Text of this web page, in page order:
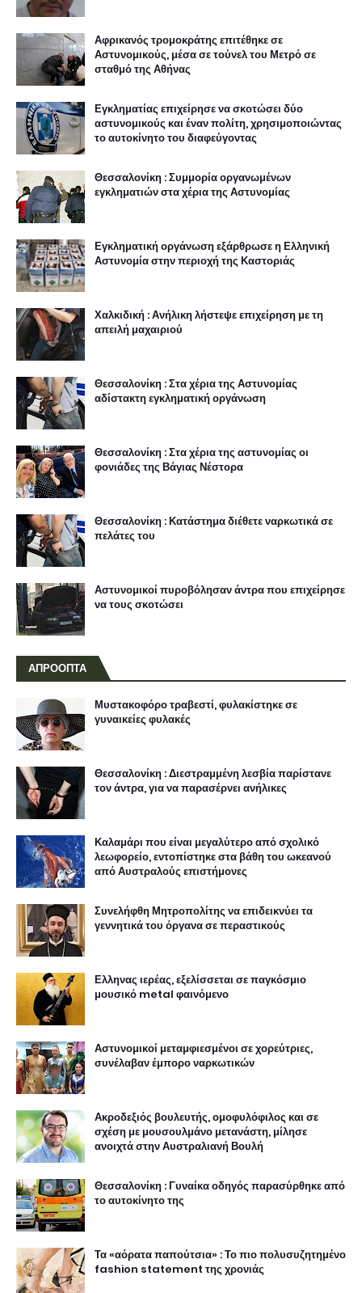
Αφρικανός τρομοκράτης επιτέθηκε σε
Αστυνομικούς, μέσα σε τούνελ του Μετρό σε
σταθμό της Αθήνας
Εγκληματίας επιχείρησε να σκοτώσει δύο
αστυνομικούς και έναν πολίτη, χρησιμοποιώντας
το αυτοκίνητο του διαφεύγοντας
Θεσσαλονίκη : Συμμορία οργανωμένων
εγκληματιών στα χέρια της Αστυνομίας
Εγκληματική οργάνωση εξάρθρωσε η Ελληνική
Αστυνομία στην περιοχή της Καστοριάς
Χαλκιδική : Ανήλικη λήστεψε επιχείρηση με τη
απειλή μαχαιριού
Θεσσαλονίκη : Στα χέρια της Αστυνομίας
αδίστακτη εγκληματική οργάνωση
Θεσσαλονίκη : Στα χέρια της αστυνομίας οι
φονιάδες της Βάγιας Νέστορα
Θεσσαλονίκη : Κατάστημα διέθετε ναρκωτικά σε
πελάτες του
Αστυνομικοί πυροβόλησαν άντρα που επιχείρησε
να τους σκοτώσει
ΑΠΡΟΟΠΤΑ
Μυστακοφόρο τραβεστί, φυλακίστηκε σε
γυναικείες φυλακές
Θεσσαλονίκη : Διεστραμμένη λεσβία παρίστανε
τον άντρα, για να παρασέρνει ανήλικες
Καλαμάρι που είναι μεγαλύτερο από σχολικό
λεωφορείο, εντοπίστηκε στα βάθη του ωκεανού
από Αυστραλούς επιστήμονες
Συνελήφθη Μητροπολίτης να επιδεικνύει τα
γεννητικά του όργανα σε περαστικούς
Ελληνας ιερέας, εξελίσσεται σε παγκόσμιο
μουσικό metal φαινόμενο
Αστυνομικοί μεταμφιεσμένοι σε χορεύτριες,
συνέλαβαν έμπορο ναρκωτικών
Ακροδεξιός βουλευτής, ομοφυλόφιλος και σε
σχέση με μουσουλμάνο μετανάστη, μίλησε
ανοιχτά στην Αυστραλιανή Βουλή
Θεσσαλονίκη : Γυναίκα οδηγός παρασύρθηκε από
το αυτοκίνητο της
Τα «αόρατα παπούτσια» : Το πιο πολυσυζητημένο
fashion statement της χρονιάς